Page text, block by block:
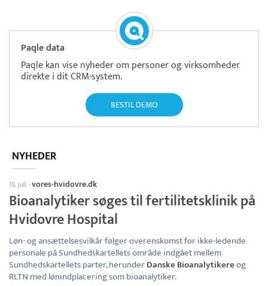
Paqle data
Paqle kan vise nyheder om personer og virksomheder
direkte i dit CRM-system.
BESTIL DEMO
NYHEDER
15. juli ·vores-hvidovre.dk
Bioanalytiker søges til fertilitetsklinik på
Hvidovre Hospital
Løn- og ansættelsesvilkår følger overenskomst for ikke-ledende
personale på Sundhedskartellets område indgået mellem
Sundhedskartellets parter, herunderDanske Bioanalytikereog
RLTN med lønindplacering som bioanalytiker.